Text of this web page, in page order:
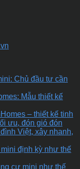
Chủ đầu tư cần
Mẫu thiết kế
– thiết kế tinh
ưu, đón gió đón
Việt, xây nhanh,
định kỳ như thế
cư mini như thế